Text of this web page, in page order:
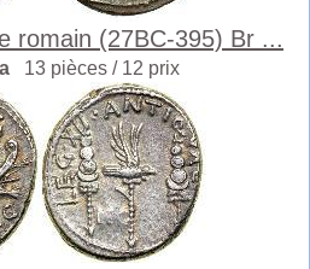
romain (27BC-395) Br ...
13 pièces / 12 prix